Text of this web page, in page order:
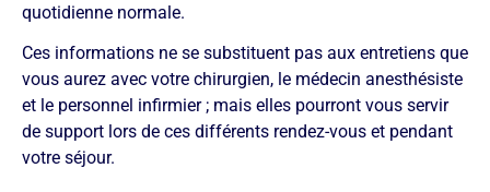
quotidienne normale.
Ces informations ne se substituent pas aux entretiens que
vous aurez avec votre chirurgien, le médecin anesthésiste
et le personnel infirmier ; mais elles pourront vous servir
de support lors de ces différents rendez-vous et pendant
votre séjour.